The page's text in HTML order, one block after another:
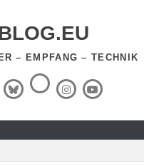
– EMPFANG – TECHNIK
BlueSky
RSS-
Feed InstagramYouTube